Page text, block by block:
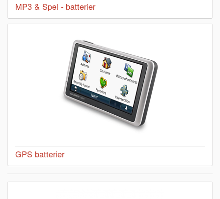
MP3 & Spel - batterier
GPS batterier